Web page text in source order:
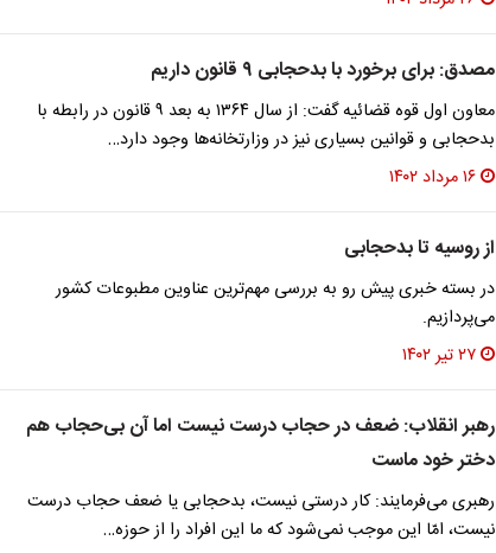
مصدق: برای برخورد با بدحجابی ۹ قانون داریم
معاون اول قوه قضائیه گفت: از سال ۱۳۶۴ به بعد ۹ قانون در رابطه با
بدحجابی و قوانین بسیاری نیز در وزارتخانه‌ها وجود دارد…
۱۶ مرداد ۱۴۰۲
از روسیه تا بدحجابی
در بسته خبری پیش رو به بررسی مهم‌ترین عناوین مطبوعات کشور
می‌پردازیم.
۲۷ تیر ۱۴۰۲
رهبر انقلاب: ضعف در حجاب درست نیست اما آن بی‌حجاب هم
دختر خود ماست
رهبری می‌فرمایند: کار درستی نیست، بدحجابی یا ضعف حجاب درست
نیست، امّا این موجب نمی‌شود که ما این افراد را از ‌حوزه…